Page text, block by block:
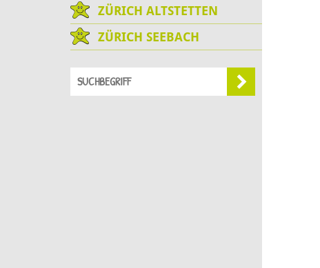
ZÜRICH ALTSTETTEN
ZÜRICH SEEBACH